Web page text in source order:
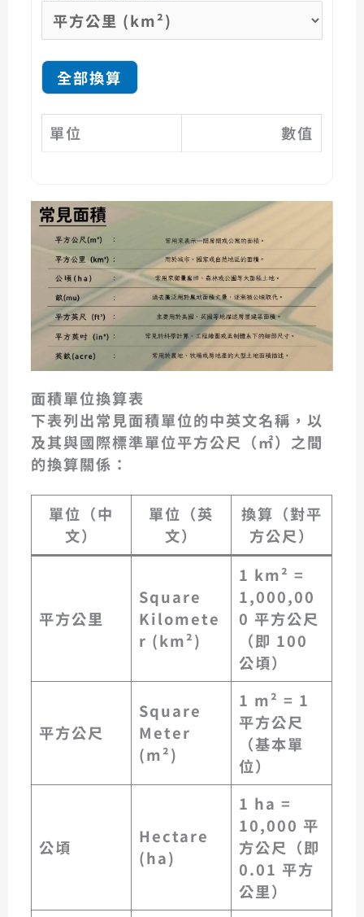
全部換算
單位 數值
面積單位換算表
下表列出常見面積單位的中英文名稱，以
及其與國際標準單位平方公尺（㎡）之間
的換算關係：
單位（中
文）
單位（英
文）
換算（對平
方公尺）
平方公里
Square
Kilomete
r (km²)
1 km² =
1,000,00
0 平方公尺
（即 100
公頃）
平方公尺
Square
Meter
(m²)
1 m² = 1
平方公尺
（基本單
位）
公頃
Hectare
(ha)
1 ha =
10,000 平
方公尺 （即
0.01 平方
公里）